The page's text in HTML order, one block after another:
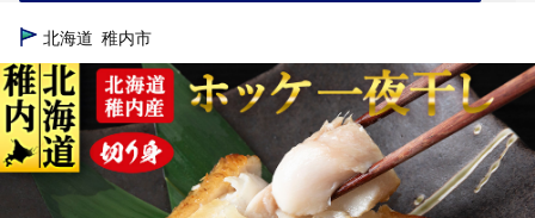
TOP
TOP 魚介類 干物 【無添加】北海道産ホッケ一夜干し 切り
TOP 魚介類 干物 ホッケ 【無添加】北海道産ホッケ
北海道 稚内市